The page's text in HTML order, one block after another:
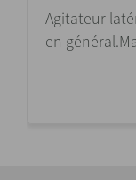
Agitateur
en